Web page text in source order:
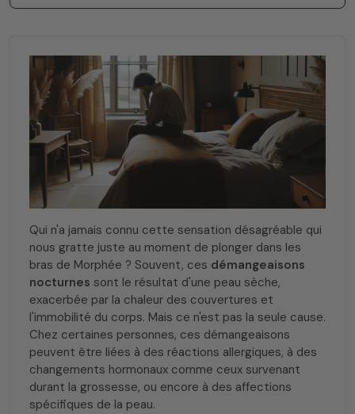
Qui n'a jamais connu cette sensation désagréable qui
nous gratte juste au moment de plonger dans les
bras de Morphée ? Souvent, ces démangeaisons
nocturnes sont le résultat d'une peau sèche,
exacerbée par la chaleur des couvertures et
l'immobilité du corps. Mais ce n'est pas la seule cause.
Chez certaines personnes, ces démangeaisons
peuvent être liées à des réactions allergiques, à des
changements hormonaux comme ceux survenant
durant la grossesse, ou encore à des affections
spécifiques de la peau.